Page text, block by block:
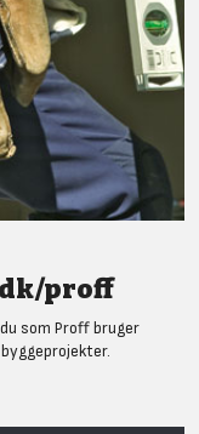
proff
som Proff bruger